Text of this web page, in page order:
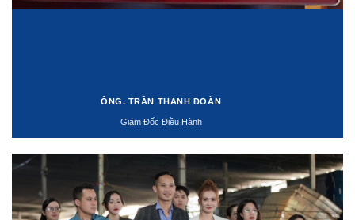
ÔNG. TRẦN THANH ĐOÀN
Giám Đốc Điều Hành